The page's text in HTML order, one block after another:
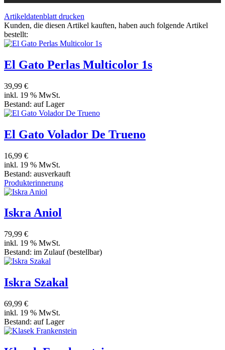
Artikeldatenblatt drucken
Kunden, die diesen Artikel kauften, haben auch folgende Artikel
bestellt:
El Gato Perlas Multicolor 1s
39,99 €
inkl. 19 % MwSt.
Bestand: auf Lager
El Gato Volador De Trueno
16,99 €
inkl. 19 % MwSt.
Bestand: ausverkauft
Produkterinnerung
Iskra Aniol
79,99 €
inkl. 19 % MwSt.
Bestand: im Zulauf(bestellbar)
Iskra Szakal
69,99 €
inkl. 19 % MwSt.
Bestand: auf Lager